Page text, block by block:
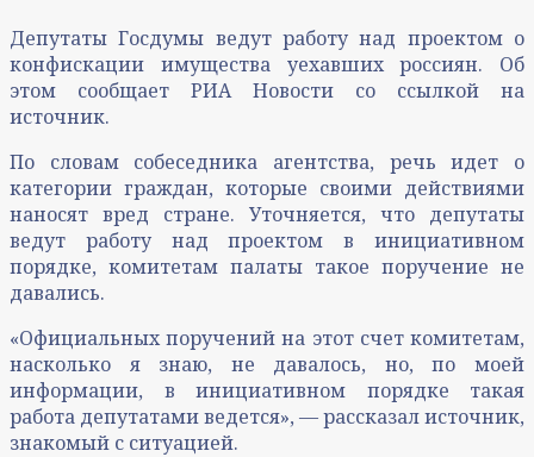
Депутаты Госдумы ведут работу над проектом о
конфискации имущества уехавших россиян. Об
этом сообщает РИА Новости со ссылкой на
источник.
По словам собеседника агентства, речь идет о
категории граждан, которые своими действиями
наносят вред стране. Уточняется, что депутаты
ведут работу над проектом в инициативном
порядке, комитетам палаты такое поручение не
давались.
«Официальных поручений на этот счет комитетам,
насколько я знаю, не давалось, но, по моей
информации, в инициативном порядке такая
работа депутатами ведется», — рассказал источник,
знакомый с ситуацией.